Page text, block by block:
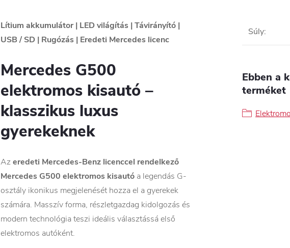
Lítium akkumulátor | LED világítás | Távirányító |
USB / SD | Rugózás | Eredeti Mercedes licenc
Mercedes G500
elektromos kisautó –
klasszikus luxus
gyerekeknek
Azeredeti Mercedes-Benz licenccel rendelkező
Mercedes G500 elektromos kisautó a legendás G-
osztály ikonikus megjelenését hozza el a gyerekek
számára. Masszív forma, részletgazdag kidolgozás és
modern technológia teszi ideális választássá első
elektromos autóként.
Súly:
Ebben a
terméket